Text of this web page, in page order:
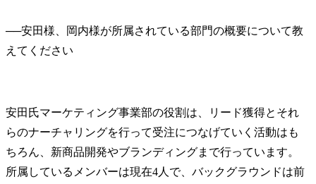
──安田様、岡内様が所属されている部門の概要について教
安田氏マーケティング事業部の役割は、リード獲得とそれ
らのナーチャリングを行って受注につなげていく活動はも
ちろん、新商品開発やブランディングまで行っています。
所属しているメンバーは現在4人で、バックグラウンドは前